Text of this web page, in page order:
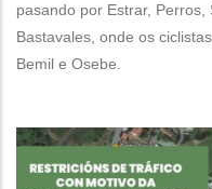
pasando por Estrar,
Bastavales, onde os
Bemil e Osebe.